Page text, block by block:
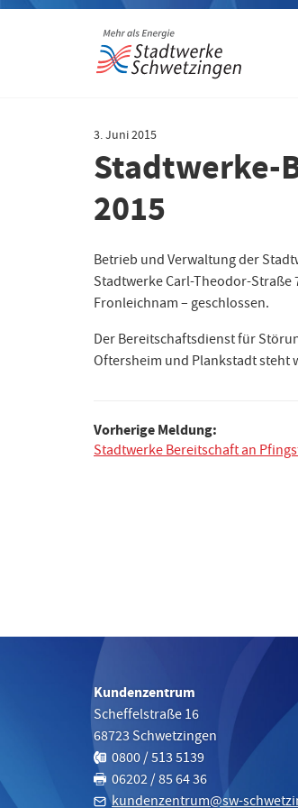
3. Juni 2015
Stadtwerke-
2015
Betrieb und Verwaltung der
Stadtwerke Carl-Theodor-Straße
Fronleichnam – geschlossen.
Der Bereitschaftsdienst für
Oftersheim und Plankstadt steht
Beitragsnavigation
Vorherige Meldung:
Stadtwerke Bereitschaft an
Kundenzentrum
Scheffelstraße 16
68723 Schwetzingen
Telefon:
0800 / 513 5139
Fax:06202 / 85 64 36
kundenzentrum@sw-